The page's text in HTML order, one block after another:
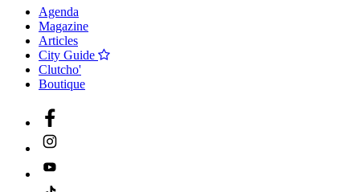
Agenda
Magazine
Articles
City Guide
Clutcho'
Boutique